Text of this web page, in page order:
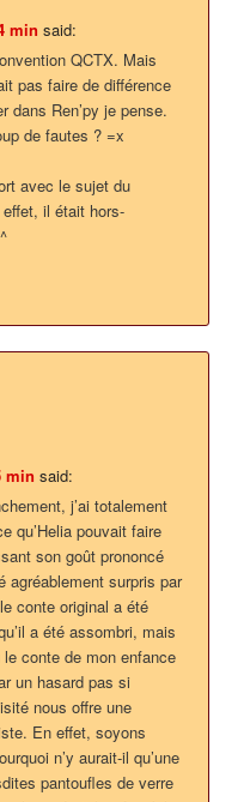
min said:
QCTX. Mais
pas faire de différence
dans Ren’py je pense.
de fautes ? =x
avec le sujet du
il était hors-
min said:
j’ai totalement
qu’Helia pouvait faire
son goût prononcé
agréablement surpris par
conte original a été
a été assombri, mais
conte de mon enfance
un hasard pas si
nous offre une
En effet, soyons
n’y aurait-il qu’une
pantoufles de verre